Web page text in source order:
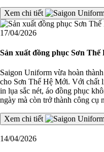
Xem chi tiết
17/04/2026
Sản xuất đồng phục Sơn Thế
Saigon Uniform vừa hoàn
cho Sơn Thế Hệ Mới. Với chất
in lụa sắc nét, áo đồng phục
ngày mà còn trở thành công
Xem chi tiết
14/04/2026